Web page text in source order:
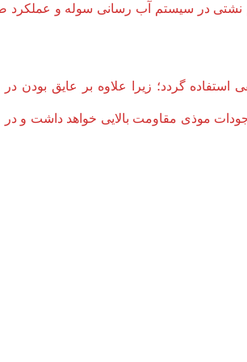
نشتی در سیستم آب رسانی سوله و عملکرد
گردد؛ زیرا علاوه بر عایق بودن در
موذی مقاومت بالایی خواهد داشت و